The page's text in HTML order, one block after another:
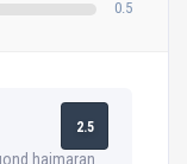
0.5
2.5
haimaran